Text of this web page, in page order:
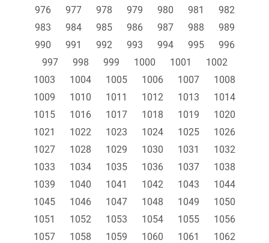
976
977 978 979 980 981
982
983
984 985 986 987 988
989
990
991 992 993 994 995
996
997
998 999 1000 1001
1002
1003
1004 1005 1006 1007
1008
1009
1010 1011 1012 1013
1014
1015
1016 1017 1018 1019
1020
1021
1022 1023 1024 1025
1026
1027
1028 1029 1030 1031
1032
1033
1034 1035 1036 1037
1038
1039
1040 1041 1042 1043
1044
1045
1046 1047 1048 1049
1050
1051
1052 1053 1054 1055
1056
1057
1058 1059 1060 1061
1062